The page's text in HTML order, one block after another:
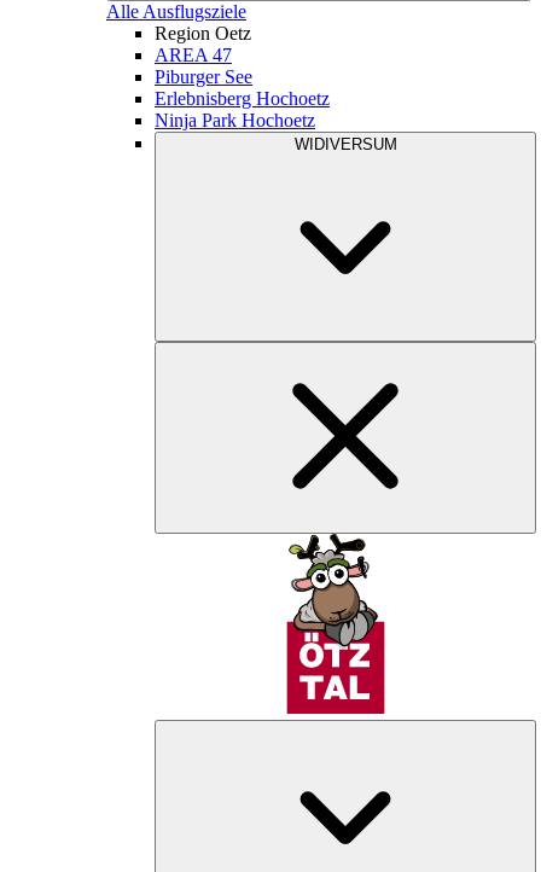
Alle Ausflugsziele
Region Oetz
AREA 47
Piburger See
Erlebnisberg Hochoetz
Ninja Park Hochoetz
WIDIVERSUM